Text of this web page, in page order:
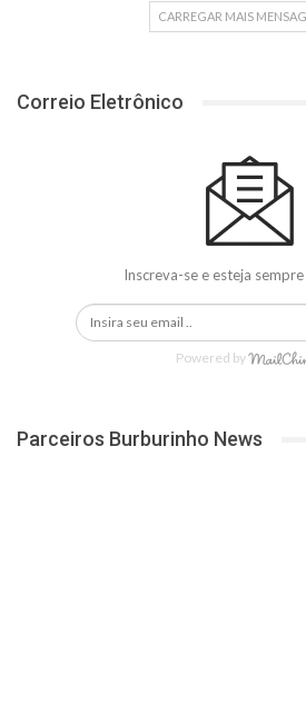
CARREGAR MAIS
Correio Eletrônico
Inscreva-se e esteja
Powered by
Parceiros Burburinho News